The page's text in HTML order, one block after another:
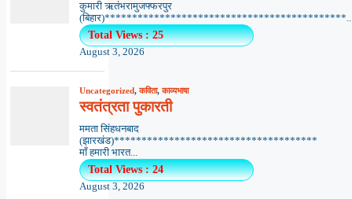
कुमारी ऋतंभरामुजफ्फरपुर
Total Views : 25
August 3, 2026
Uncategorized,कविता,काव्यभाषा
स्वतंत्रता पुकारती
ममता सिंहधनबाद
(झारखंड)*************************************
माँ हमारी भारत...
Total Views : 24
August 3, 2026